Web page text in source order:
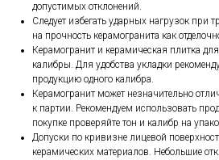
допустимых отклонений.
Следует избегать ударных нагрузок при
на прочность керамогранита как
Керамогранит и керамическая плитка
калибры. Для удобства укладки
продукцию одного калибра.
Керамогранит может незначительно
к партии. Рекомендуем использовать
покупке проверяйте тон и калибр на
Допуски по кривизне лицевой
керамических материалов. Небольшие